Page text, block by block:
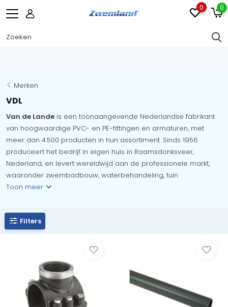
0 0
Merken
VDL
Van de Lande is een toonaangevende Nederlandse fabrikant
van hoogwaardige PVC- en PE-fittingen en armaturen, met
meer dan 4.500 producten in hun assortiment. Sinds 1956
produceert het bedrijf in eigen huis in Raamsdonksveer,
Nederland, en levert wereldwijd aan de professionele markt,
waaronder zwembadbouw, waterbehandeling, tuin
Toon meer
Filters